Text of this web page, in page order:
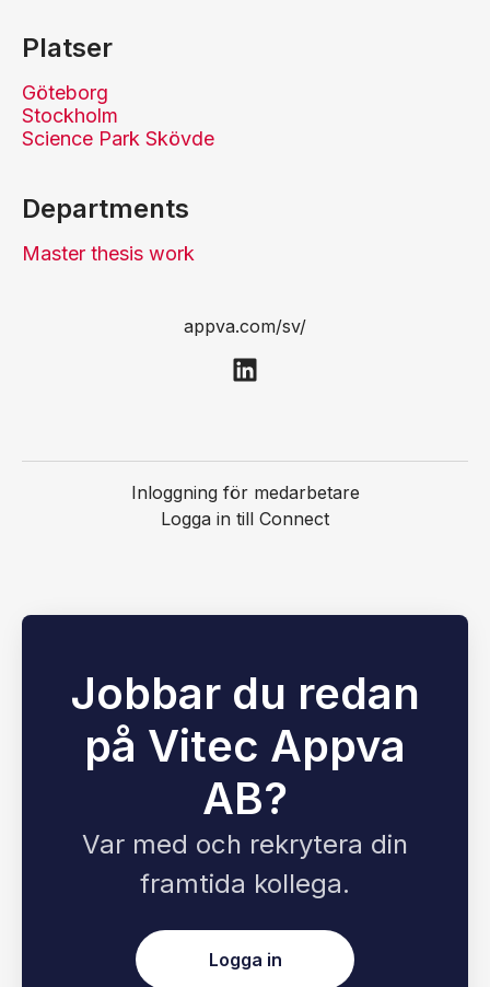
Platser
Göteborg
Stockholm
Science Park Skövde
Departments
Master thesis work
appva.com/sv/
Inloggning för medarbetare
Logga in till Connect
Jobbar du redan
på Vitec Appva
AB?
Var med och rekrytera din
framtida kollega.
Logga in